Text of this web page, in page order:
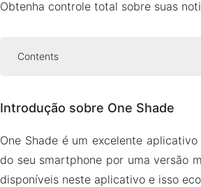
Obtenha controle total sobre suas
Contents
Sistema de música
Várias opções de tema
Notificações de expansão
Introdução sobre One Shade
One Shade é um excelente
do seu smartphone por uma versão
disponíveis neste aplicativo e isso